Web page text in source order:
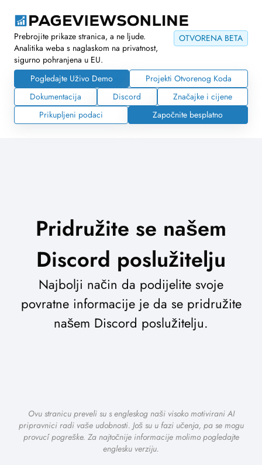
OTVORENA BETA
Prebrojite prikaze stranica, a ne ljude.
Analitika weba s naglaskom na privatnost,
sigurno pohranjena u EU.
Pogledajte Uživo Demo
Projekti Otvorenog Koda
Dokumentacija
Discord
Značajke i cijene
Prikupljeni podaci
Započnite besplatno
Pridružite se našem
Discord poslužitelju
Najbolji način da podijelite svoje
povratne informacije je da se pridružite
našem Discord poslužitelju.
Ovu stranicu preveli su s engleskog naši visoko motivirani AI
pripravnici radi vaše udobnosti. Još su u fazi učenja, pa se mogu
provući pogreške. Za najtočnije informacije molimo pogledajte
englesku verziju.